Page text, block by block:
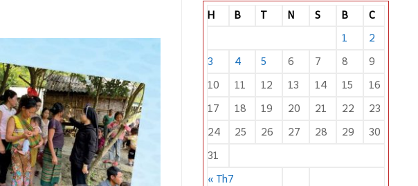
H B T N S B C
« Th7
1
2
3
4 5 6 7 8
9
10
11 12 13 14 15
16
17
18 19 20 21 22
23
24
25 26 27 28 29
30
31